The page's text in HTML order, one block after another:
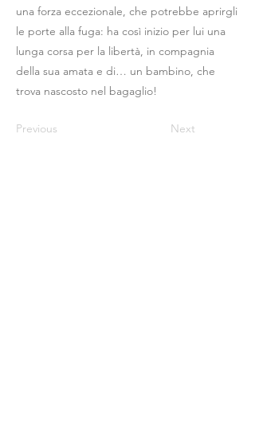
una forza eccezionale, che potrebbe aprirgli
le porte alla fuga: ha così inizio per lui una
lunga corsa per la libertà, in compagnia
della sua amata e di… un bambino, che
trova nascosto nel bagaglio!
Previous Next